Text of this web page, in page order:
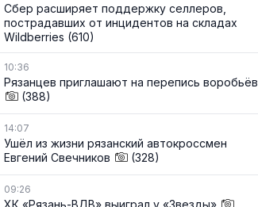
Сбер расширяет поддержку селлеров,
пострадавших от инцидентов на складах
Wildberries (610)
10:36
Рязанцев приглашают на перепись воробьёв
(388)
14:07
Ушёл из жизни рязанский автокроссмен
Евгений Свечников
(328)
09:26
ХК «Рязань-ВДВ» выиграл у «Звезды»